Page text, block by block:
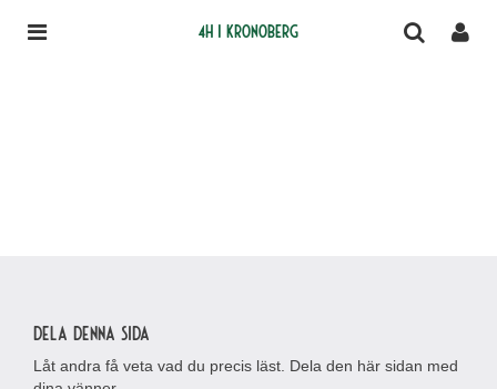
4H i Kronoberg
Dela denna sida
Låt andra få veta vad du precis läst. Dela den här sidan med